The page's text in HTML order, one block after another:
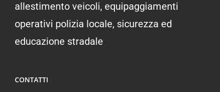
allestimento veicoli, equipaggiamenti
operativi polizia locale, sicurezza ed
educazione stradale
CONTATTI